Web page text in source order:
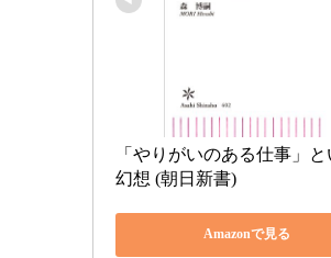
「やりがいのある仕事」と
幻想 (朝日新書)
Amazonで見る